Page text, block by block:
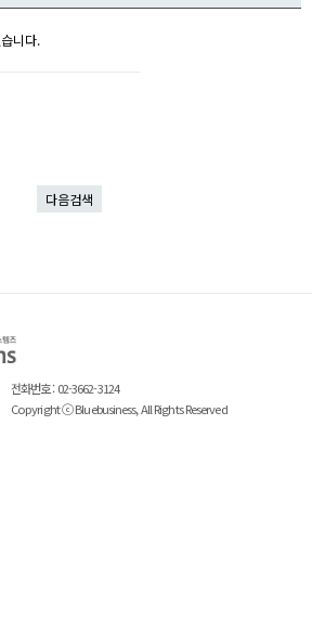
니다.
다음검색
전화번호 : 02-3662-3124
Copyright ⓒBluebusiness, All Rights Reserved